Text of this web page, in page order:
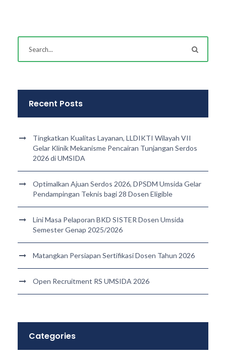
Recent Posts
Tingkatkan Kualitas Layanan, LLDIKTI Wilayah VII
Gelar Klinik Mekanisme Pencairan Tunjangan Serdos
2026 di UMSIDA
Optimalkan Ajuan Serdos 2026, DPSDM Umsida Gelar
Pendampingan Teknis bagi 28 Dosen Eligible
Lini Masa Pelaporan BKD SISTER Dosen Umsida
Semester Genap 2025/2026
Matangkan Persiapan Sertifikasi Dosen Tahun 2026
Open Recruitment RS UMSIDA 2026
Categories